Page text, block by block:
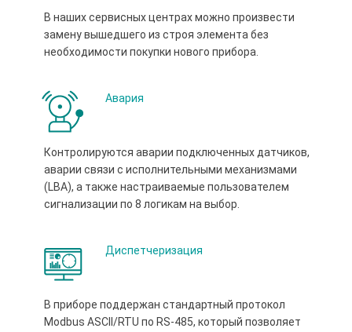
В наших сервисных центрах можно произвести
замену вышедшего из строя элемента без
необходимости покупки нового прибора.
Авария
Контролируются аварии подключенных датчиков,
аварии связи с исполнительными механизмами
(LBA), а также настраиваемые пользователем
сигнализации по 8 логикам на выбор.
Диспетчеризация
В приборе поддержан стандартный протокол
Modbus ASCII/RTU по RS-485, который позволяет